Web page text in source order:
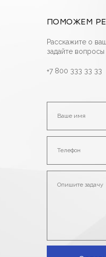
ПОМОЖЕМ
Расскажите о
задайте вопросы
+7 800 333 33 33